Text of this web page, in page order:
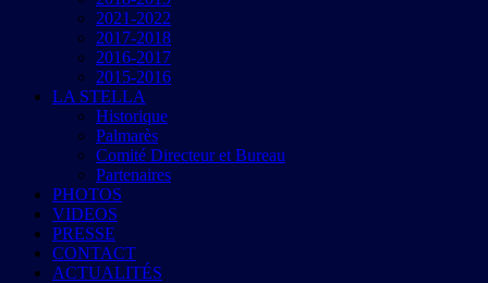
2021-2022
2017-2018
2016-2017
2015-2016
LA STELLA
Historique
Palmarès
Comité Directeur et Bureau
Partenaires
PHOTOS
VIDEOS
PRESSE
CONTACT
ACTUALITÉS